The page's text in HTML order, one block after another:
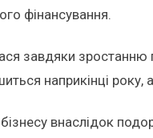
фінансування.
завдяки
наприкінці року,
внаслідок